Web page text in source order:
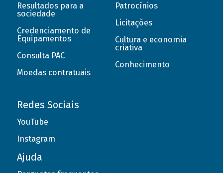
Resultados para a
sociedade
Credenciamento de
Equipamentos
Consulta PAC
Moedas contratuais
Patrocínios
Licitações
Cultura e economia
criativa
Conhecimento
Redes Sociais
YouTube
Instagram
Ajuda